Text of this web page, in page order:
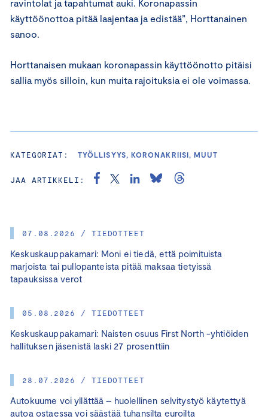
07.08.2026 / TIEDOTTEET
Keskuskauppakamari: Moni ei tiedä, että poimituista
marjoista tai pullopanteista pitää maksaa tietyissä
tapauksissa verot
05.08.2026 / TIEDOTTEET
Keskuskauppakamari: Naisten osuus First North -yhtiöiden
hallituksen jäsenistä laski 27 prosenttiin
28.07.2026 / TIEDOTTEET
Autokuume voi yllättää – huolellinen selvitystyö käytettyä
autoa ostaessa voi säästää tuhansilta euroilta
ravintolat ja tapahtumat auki. Koronapassin
käyttöönottoa pitää laajentaa ja edistää”, Horttanainen
sanoo.
Horttanaisen mukaan koronapassin käyttöönotto pitäisi
sallia myös silloin, kun muita rajoituksia ei ole voimassa.
KATEGORIAT: TYÖLLISYYS, KORONAKRIISI, MUUT
JAA ARTIKKELI: